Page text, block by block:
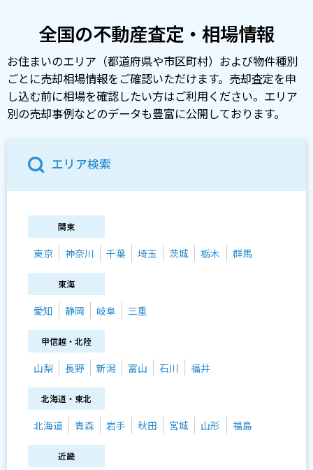
全国の不動産査定・相場情報
お住まいのエリア（都道府県や市区町村）および物件種別
ごとに売却相場情報をご確認いただけます。売却査定を申
し込む前に相場を確認したい方はご利用ください。エリア
別の売却事例などのデータも豊富に公開しております。
エリア検索
関東
東京 神奈川 千葉 埼玉 茨城 栃木 群馬
東海
愛知 静岡 岐阜 三重
甲信越・北陸
山梨 長野 新潟 富山 石川 福井
北海道・東北
北海道 青森 岩手 秋田 宮城 山形 福島
近畿